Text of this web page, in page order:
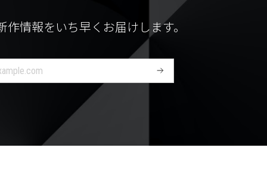
作情報をいち早くお届けします。
登
録